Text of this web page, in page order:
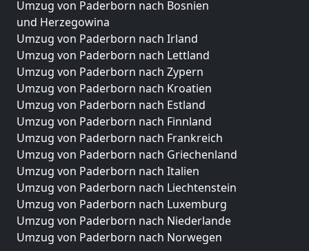
Umzug von Paderborn nach Bosnien
und Herzegowina
Umzug von Paderborn nach Irland
Umzug von Paderborn nach Lettland
Umzug von Paderborn nach Zypern
Umzug von Paderborn nach Kroatien
Umzug von Paderborn nach Estland
Umzug von Paderborn nach Finnland
Umzug von Paderborn nach Frankreich
Umzug von Paderborn nach Griechenland
Umzug von Paderborn nach Italien
Umzug von Paderborn nach Liechtenstein
Umzug von Paderborn nach Luxemburg
Umzug von Paderborn nach Niederlande
Umzug von Paderborn nach Norwegen